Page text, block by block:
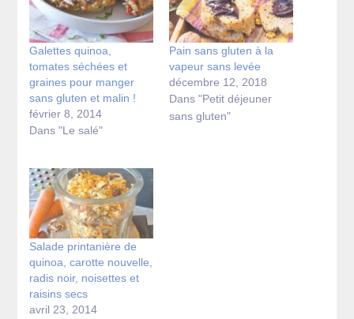
Galettes quinoa,
tomates séchées et
graines pour manger
sans gluten et malin !
février 8, 2014
Dans "Le salé"
Pain sans gluten à la
vapeur sans levée
décembre 12, 2018
Dans "Petit déjeuner
sans gluten"
Salade printanière de
quinoa, carotte nouvelle,
radis noir, noisettes et
raisins secs
avril 23, 2014